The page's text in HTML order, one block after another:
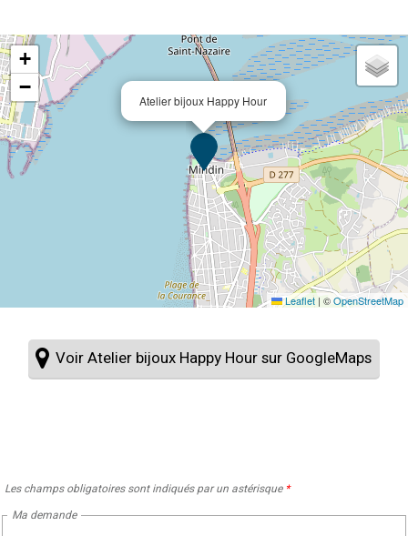
Atelier bijoux Happy Hour
+
−
Leaflet | ©OpenStreetMap
Voir Atelier bijoux Happy Hour sur GoogleMaps
Les champs obligatoires sont indiqués par un astérisque *
Ma demande